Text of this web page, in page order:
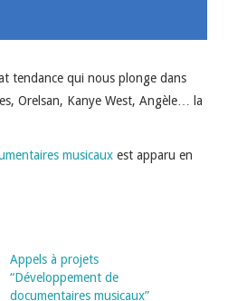
tendance qui nous plonge dans
Orelsan, Kanye West, Angèle… la
musicaux est apparu en
Appels à projets
“Développement de
documentaires musicaux”